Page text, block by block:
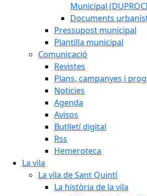
Municipal
Documents
Pressupost municipal
Plantilla municipal
Comunicació
Revistes
Plans, campanyes i
Notícies
Agenda
Avisos
Butlletí digital
Rss
Hemeroteca
La vila
La vila de Sant Quintí
La història de la vila